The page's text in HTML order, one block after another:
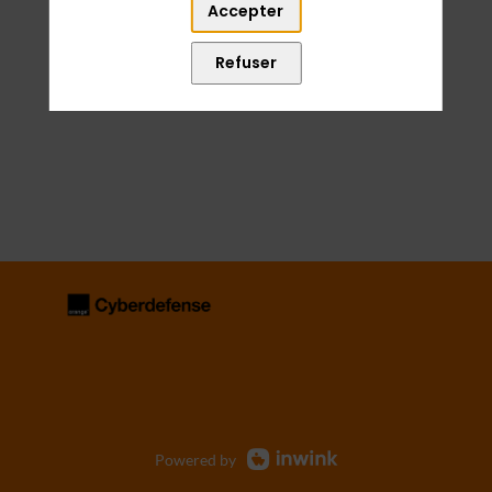
Powered by
Accepter
Refuser